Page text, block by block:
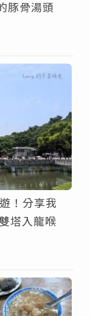
豚骨湯頭
！分享我
塔入龍喉